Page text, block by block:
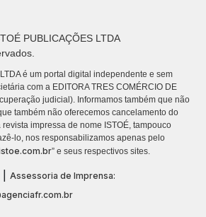
PUBLICAÇÕES LTDA
é um portal digital independente e sem
com a EDITORA TRES COMÉRCIO DE
judicial). Informamos também que não
também não oferecemos cancelamento do
impressa de nome ISTOÉ, tampouco
lo, nos responsabilizamos apenas pelo
” e seus respectivos sites.
Assessoria de Imprensa: